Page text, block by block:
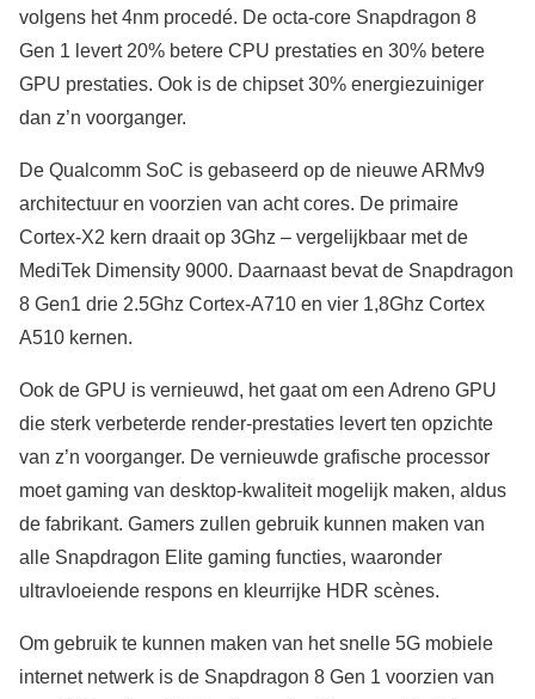
volgens het 4nm procedé. De octa-core Snapdragon 8
Gen 1 levert 20% betere CPU prestaties en 30% betere
GPU prestaties. Ook is de chipset 30% energiezuiniger
dan z’n voorganger.
De Qualcomm SoC is gebaseerd op de nieuwe ARMv9
architectuur en voorzien van acht cores. De primaire
Cortex-X2 kern draait op 3Ghz – vergelijkbaar met de
MediTek Dimensity 9000. Daarnaast bevat de Snapdragon
8 Gen1 drie 2.5Ghz Cortex-A710 en vier 1,8Ghz Cortex
A510 kernen.
Ook de GPU is vernieuwd, het gaat om een Adreno GPU
die sterk verbeterde render-prestaties levert ten opzichte
van z’n voorganger. De vernieuwde grafische processor
moet gaming van desktop-kwaliteit mogelijk maken, aldus
de fabrikant. Gamers zullen gebruik kunnen maken van
alle Snapdragon Elite gaming functies, waaronder
ultravloeiende respons en kleurrijke HDR scènes.
Om gebruik te kunnen maken van het snelle 5G mobiele
internet netwerk is de Snapdragon 8 Gen 1 voorzien van